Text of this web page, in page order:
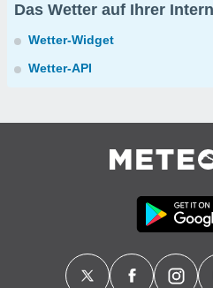
Das Wetter auf Ihrer
Wetter-Widget
Wetter-API